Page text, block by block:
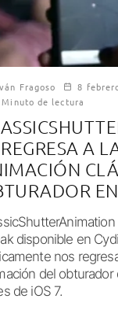
Fragoso
8
Minuto de lectura
A
disponible en
nos
del
de iOS 7.